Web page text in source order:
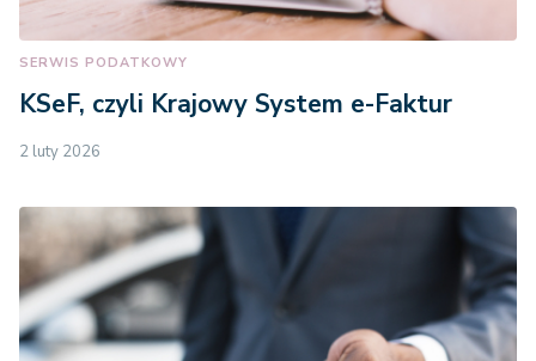
SERWIS PODATKOWY
KSeF, czyli Krajowy System e-Faktur
2 luty 2026